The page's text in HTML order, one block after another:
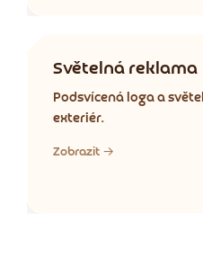
Světelná reklama
Podsvícená loga a
exteriér.
Zobrazit →